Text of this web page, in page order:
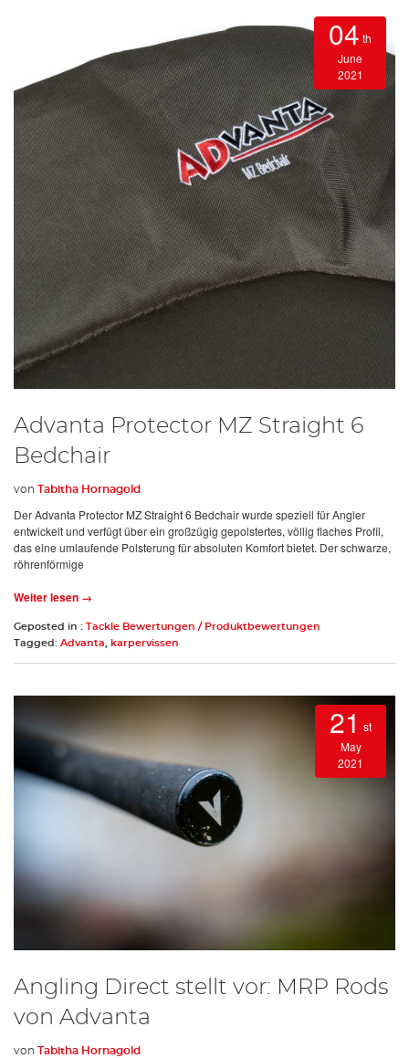
04 th
June
2021
Advanta Protector MZ Straight 6
Bedchair
von Tabitha Hornagold
Der Advanta Protector MZ Straight 6 Bedchair wurde speziell für Angler
entwickelt und verfügt über ein großzügig gepolstertes, völlig flaches Profil,
das eine umlaufende Polsterung für absoluten Komfort bietet. Der schwarze,
röhrenförmige
Weiter lesen →
Geposted in : Tackle Bewertungen / Produktbewertungen
Tagged: Advanta karpervissen
21 st
May
2021
Angling Direct stellt vor: MRP Rods
von Advanta
von Tabitha Hornagold